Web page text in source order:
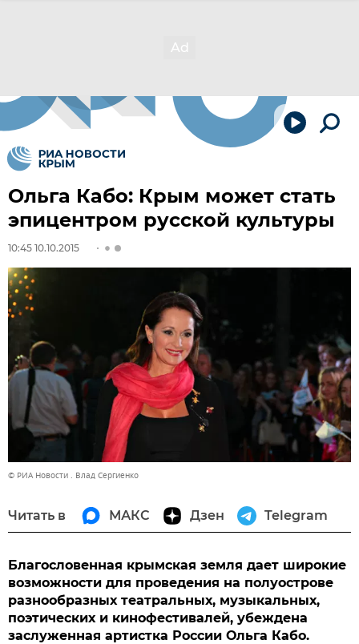
Ольга Кабо: Крым может стать
эпицентром русской культуры
10:45 10.10.2015
© РИА Новости . Влад Сергиенко
Читать в МАКС Дзен Telegram
Благословенная крымская земля дает широкие
возможности для проведения на полуострове
разнообразных театральных, музыкальных,
поэтических и кинофестивалей, убеждена
заслуженная артистка России Ольга Кабо.